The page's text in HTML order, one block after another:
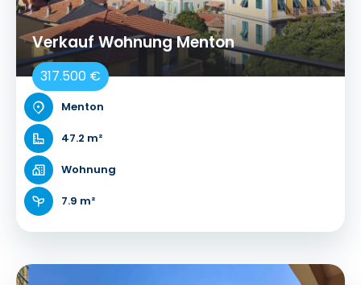
Verkauf Wohnung Menton
317.500 €
Menton
47.2 m²
Wohnung
7.9 m²